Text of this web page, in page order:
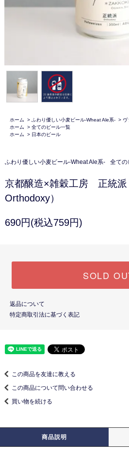
ホーム > ふわり優しい小麦ビール-Wheat Ale系- > ヴ
ホーム
> 全てのビール一覧
ホーム
> 日本のビール
ふわり優しい小麦ビール-Wheat Ale系- 全ての
京都醸造×雑穀工房 正統派
Orthodoxy）
690円(税込759円)
SOLD
返品について
特定商取引法に基づく表記
この商品を友達に教える
この商品について問い合わせる
買い物を続ける
商品説明